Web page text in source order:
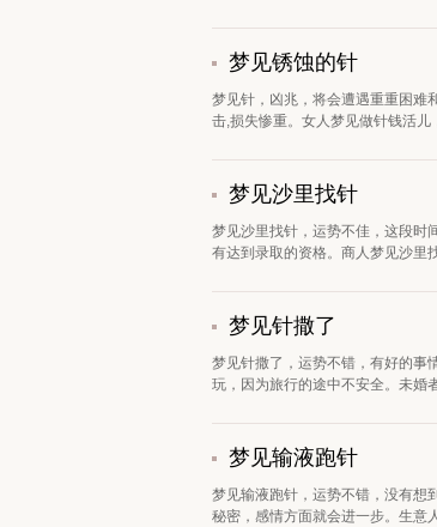
梦见锈蚀的针
梦见针，凶兆，将会遭遇重重困难
击,损失惨重。女人梦见做针钱活
梦见沙里找针
梦见沙里找针，运势不佳，这段时
有达到录取的资格。商人梦见沙里
梦见针撒了
梦见针撒了，运势不错，有好的事
玩，因为旅行的途中不安全。未婚
梦见输液跑针
梦见输液跑针，运势不错，没有想
秘密，感情方面就会进一步。生意